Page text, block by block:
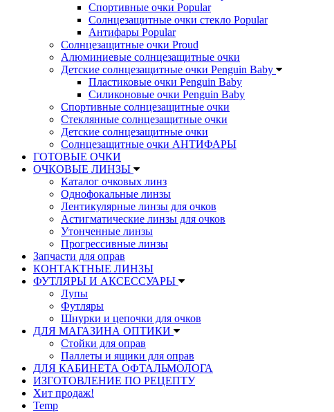
Спортивные очки Popular
Солнцезащитные очки стекло Popular
Aнтифары Popular
Солнцезащитные очки Proud
Алюминиевые солнцезащитные очки
Детские солнцезащитные очки Penguin Baby
Пластиковые очки Penguin Baby
Силиконовые очки Penguin Baby
Спортивные солнцезащитные очки
Стеклянные солнцезащитные очки
Детские солнцезащитные очки
Солнцезащитные очки АНТИФАРЫ
ГОТОВЫЕ ОЧКИ
ОЧКОВЫЕ ЛИНЗЫ
Каталог очковых линз
Однофокальные линзы
Лентикулярные линзы для очков
Астигматические линзы для очков
Утонченные линзы
Прогрессивные линзы
Запчасти для оправ
КОНТАКТНЫЕ ЛИНЗЫ
ФУТЛЯРЫ И АКСЕССУАРЫ
Лупы
Футляры
Шнурки и цепочки для очков
ДЛЯ МАГАЗИНА ОПТИКИ
Стойки для оправ
Паллеты и ящики для оправ
ДЛЯ КАБИНЕТА ОФТАЛЬМОЛОГА
ИЗГОТОВЛЕНИЕ ПО РЕЦЕПТУ
Хит продаж!
Temp